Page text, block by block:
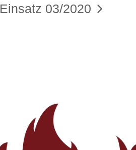
Nächster
Einsatz 03/2020